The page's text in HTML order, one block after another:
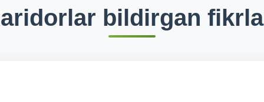
bildirgan